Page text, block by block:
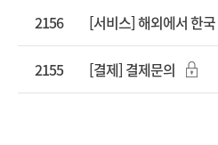
2156 [서비스] 해외에서 한
2155 [결제] 결제문의